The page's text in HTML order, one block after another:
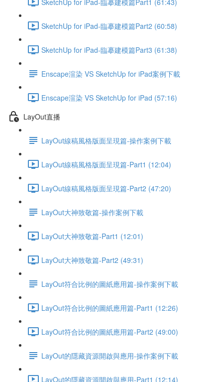
SketchUp for iPad-臨摹建模篇Part2 (60:58)
SketchUp for iPad-臨摹建模篇Part3 (61:38)
Enscape渲染 VS SketchUp for iPad案例下載
Enscape渲染 VS SketchUp for iPad (57:16)
LayOut直播
LayOut線稿風格版面呈現篇-操作案例下載
LayOut線稿風格版面呈現篇-Part1 (12:04)
LayOut線稿風格版面呈現篇-Part2 (47:20)
LayOut大神致敬篇-操作案例下載
LayOut大神致敬篇-Part1 (12:01)
LayOut大神致敬篇-Part2 (49:31)
LayOut符合比例的圖紙應用篇-操作案例下載
LayOut符合比例的圖紙應用篇-Part1 (12:26)
LayOut符合比例的圖紙應用篇-Part2 (49:00)
LayOut的隱藏資源開啟與應用-操作案例下載
LayOut的隱藏資源開啟與應用-Part1 (12:14)